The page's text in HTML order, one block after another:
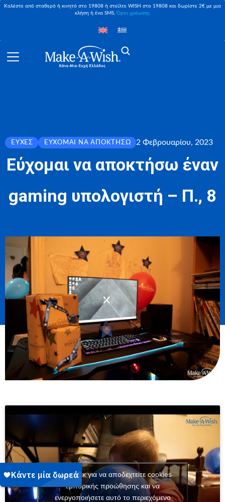
Καλέστε από σταθερό ή κινητό στο 19808 ή στείλτε WISH στο 19808 και δωρίστε 2€ με μια
κλήση ή ένα SMS,Όροι χρέωσης
ΕΥΧΈΣ ΕΎΧΟΜΑΙ ΝΑ ΑΠΟΚΤΉΣΩ 2 Φεβρουαρίου, 2023
Εύχομαι να αποκτήσω έναν
gaming υπολογιστή – Π., 8
Κάντε κλικ για να αποδεχτείτε cookies
εμπορικής προώθησης και να
ενεργοποιήσετε αυτό το περιεχόμενο